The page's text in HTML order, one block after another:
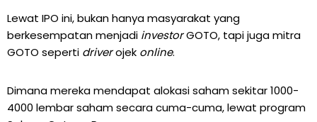
Lewat IPO ini, bukan hanya masyarakat yang
berkesempatan menjadi investorGOTO, tapi juga mitra
GOTO seperti driverojek online.
Dimana mereka mendapat alokasi saham sekitar 1000-
4000 lembar saham secara cuma-cuma, lewat program